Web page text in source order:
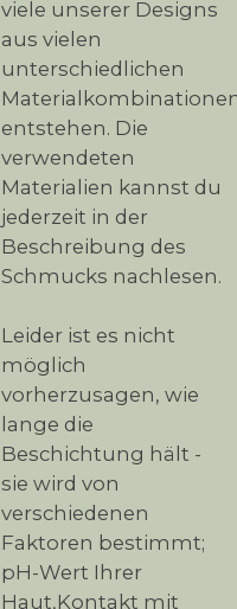
viele unserer Designs
aus vielen
unterschiedlichen
entstehen. Die
verwendeten
Materialien kannst du
jederzeit in der
Beschreibung des
Schmucks nachlesen.
Leider ist es nicht
möglich
vorherzusagen, wie
lange die
Beschichtung hält -
sie wird von
verschiedenen
Faktoren bestimmt;
pH-Wert Ihrer
Haut,Kontakt mit